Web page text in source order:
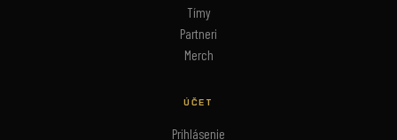
Tímy
Partneri
Merch
ÚČET
Prihlásenie